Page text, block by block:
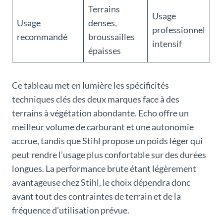
Usage
recommandé
Terrains
denses,
broussailles
épaisses
Usage
professionnel
intensif
Ce tableau met en lumière les spécificités
techniques clés des deux marques face à des
terrains à végétation abondante. Echo offre un
meilleur volume de carburant et une autonomie
accrue, tandis que Stihl propose un poids léger qui
peut rendre l’usage plus confortable sur des durées
longues. La performance brute étant légèrement
avantageuse chez Stihl, le choix dépendra donc
avant tout des contraintes de terrain et de la
fréquence d’utilisation prévue.